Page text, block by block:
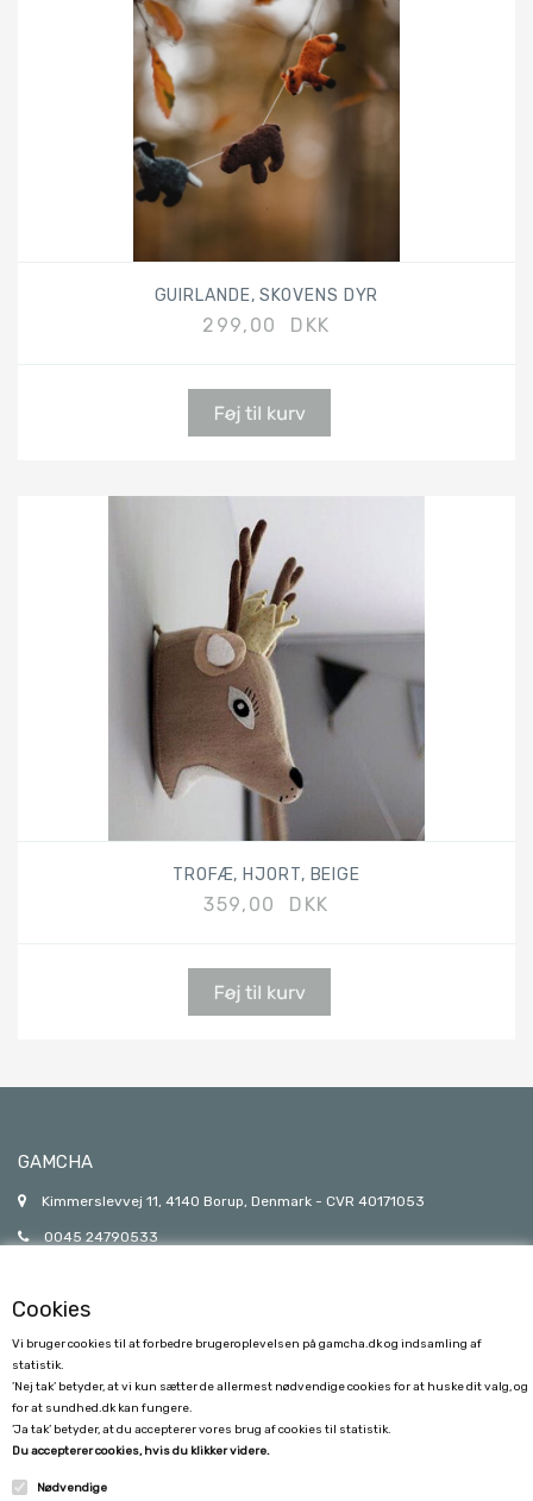
Cookies
Vi bruger cookies til at forbedre brugeroplevelsen på gamcha.dk og indsamling af
statistik.
’Nej tak’ betyder, at vi kun sætter de allermest nødvendige cookies for at huske dit valg, og
for at sundhed.dk kan fungere.
’Ja tak’ betyder, at du accepterer vores brug af cookies til statistik.
Du accepterer cookies, hvis du klikker videre.
Nødvendige
GUIRLANDE, SKOVENS DYR
299,00 DKK
TROFÆ, HJORT, BEIGE
359,00 DKK
GAMCHA
Kimmerslevvej 11, 4140 Borup, Denmark - CVR 40171053
0045 24790533
KUNDESERVICE
FORSENDELSE